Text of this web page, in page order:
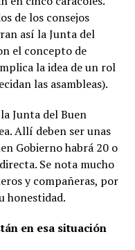
de los consejos
así la Junta del
el concepto de
la idea de un rol
las asambleas).
Junta del Buen
Allí deben ser unas
Gobierno habrá 20 o
Se nota mucho
y compañeras, por
honestidad.
en esa situación